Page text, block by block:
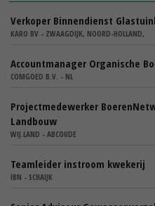
Verkoper Binnendienst
KARO BV - ZWAAGDIJK, NOORD-HOLLAND,
Accountmanager Organische
COMGOED B.V. - NL
Projectmedewerker
Landbouw
WIJ.LAND - ABCOUDE
Teamleider instroom kwekerij
IBN - SCHAIJK